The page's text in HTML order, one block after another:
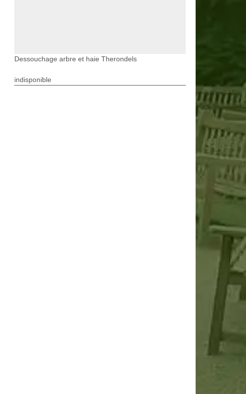
Dessouchage arbre et haie Therondels
indisponible